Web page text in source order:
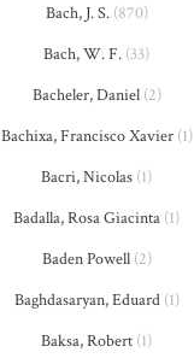
Bach, J. S.(870)
Bach, W. F. (33)
Bacheler, Daniel(2)
Bachixa, Francisco Xavier(1)
Bacri, Nicolas (1)
Badalla, Rosa Giacinta (1)
Baden Powell(2)
Baghdasaryan, Eduard(1)
Baksa, Robert (1)